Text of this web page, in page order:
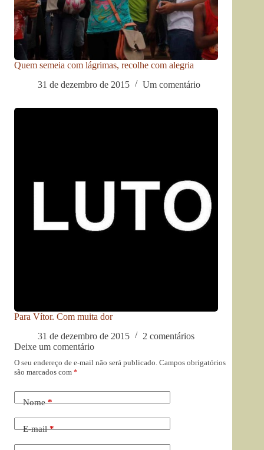
Quem semeia com lágrimas, recolhe com alegria
31 de dezembro de 2015
Um comentário
Para Vítor. Com muita dor
31 de dezembro de 2015
2 comentários
Deixe um comentário
O seu endereço de e-mail não será publicado. Campos obrigatórios
são marcados com *
Nome*
E-mail*